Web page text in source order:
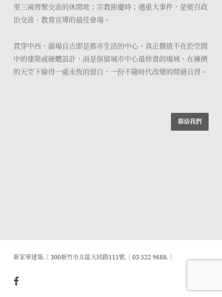
里三兩齊聚交流的休閒地；宗教節慶時；遇重大事件，是號召政
治交流、教育宣導的最佳會場。
貫穿中西，廣場自古即是都市生活的中心。真正價值不在於空間
中的建築或硬體設計，而是保留城市中心最珍貴的場域，在擁擠
的天空下偷得一處永恆的留白，一份不隨時代改變的閒適自得。
聯絡我們
新家華建築.│300新竹市北區大同路111號.│03 522 9688.│
facebook